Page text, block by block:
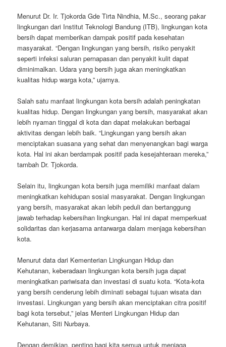
Menurut Dr. Ir. Tjokorda Gde Tirta Nindhia, M.Sc., seorang pakar
lingkungan dari Institut Teknologi Bandung (ITB), lingkungan kota
bersih dapat memberikan dampak positif pada kesehatan
masyarakat. “Dengan lingkungan yang bersih, risiko penyakit
seperti infeksi saluran pernapasan dan penyakit kulit dapat
diminimalkan. Udara yang bersih juga akan meningkatkan
kualitas hidup warga kota,” ujarnya.
Salah satu manfaat lingkungan kota bersih adalah peningkatan
kualitas hidup. Dengan lingkungan yang bersih, masyarakat akan
lebih nyaman tinggal di kota dan dapat melakukan berbagai
aktivitas dengan lebih baik. “Lingkungan yang bersih akan
menciptakan suasana yang sehat dan menyenangkan bagi warga
kota. Hal ini akan berdampak positif pada kesejahteraan mereka,”
tambah Dr. Tjokorda.
Selain itu, lingkungan kota bersih juga memiliki manfaat dalam
meningkatkan kehidupan sosial masyarakat. Dengan lingkungan
yang bersih, masyarakat akan lebih peduli dan bertanggung
jawab terhadap kebersihan lingkungan. Hal ini dapat memperkuat
solidaritas dan kerjasama antarwarga dalam menjaga kebersihan
kota.
Menurut data dari Kementerian Lingkungan Hidup dan
Kehutanan, keberadaan lingkungan kota bersih juga dapat
meningkatkan pariwisata dan investasi di suatu kota. “Kota-kota
yang bersih cenderung lebih diminati sebagai tujuan wisata dan
investasi. Lingkungan yang bersih akan menciptakan citra positif
bagi kota tersebut,” jelas Menteri Lingkungan Hidup dan
Kehutanan, Siti Nurbaya.
Dengan demikian, penting bagi kita semua untuk menjaga